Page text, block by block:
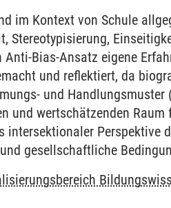
im Kontext von Schule
Stereotypisierung,
Bias-Ansatz eigene
und reflektiert, da
und
und wertschätzenden
Perspektive
gesellschaftliche